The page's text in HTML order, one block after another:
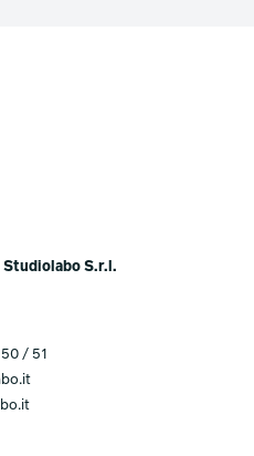
S.r.l.
/ 51